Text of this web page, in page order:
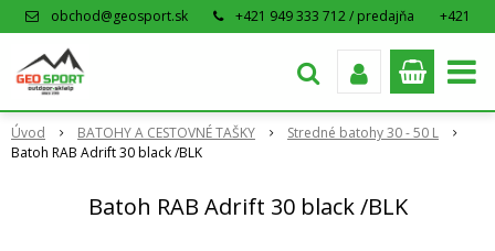
obchod@geosport.sk +421 949 333 712 / predajňa
+421
Úvod BATOHY A CESTOVNÉ TAŠKY
Stredné batohy 30 - 50 L
Batoh RAB Adrift 30 black /BLK
Batoh RAB Adrift 30 black /BLK